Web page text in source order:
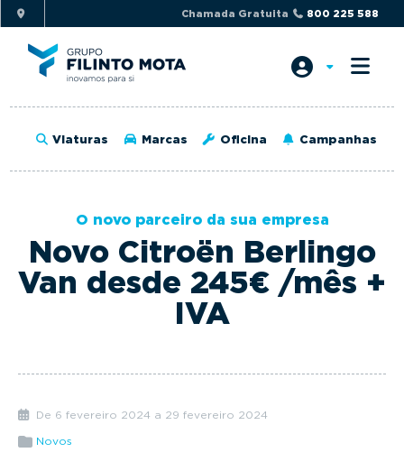
i
p
t
o
r
a
r
y
g
a
i
p
t
o
a
c
o
n
Chamada Gratuita 800 225 588
Viaturas Marcas Oficina Campanhas
Novo Citroën Berlingo
Van desde 245€ /mês +
IVA
O novo parceiro da sua empresa
De 6 fevereiro 2024 a 29 fevereiro 2024
Novos